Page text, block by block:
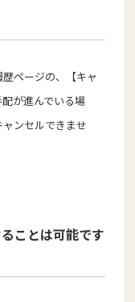
ページの、【キャ
が進んでいる場
ンセルできませ
ことは可能です